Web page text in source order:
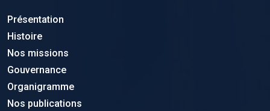
Présentation
Histoire
Nos missions
Gouvernance
Organigramme
Nos publications